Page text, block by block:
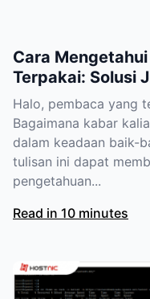
Cara Mengetahui
Terpakai: Solusi
Halo, pembaca yang
Bagaimana kabar
dalam keadaan baik-
tulisan ini dapat
pengetahuan...
Read in 10 minutes